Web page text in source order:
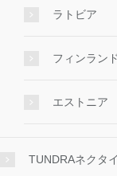
ラトビア
フィンランド
エストニア
TUNDRAネクタイ